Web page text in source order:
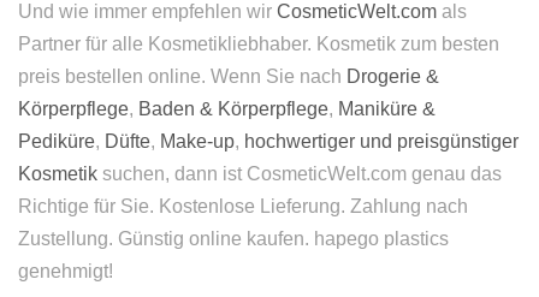
Und wie immer empfehlen wir CosmeticWelt.com als
Partner für alle Kosmetikliebhaber. Kosmetik zum besten
preis bestellen online. Wenn Sie nach Drogerie &
Körperpflege, Baden & Körperpflege, Maniküre &
Pediküre, Düfte, Make-up, hochwertiger und preisgünstiger
Kosmetik suchen, dann ist CosmeticWelt.com genau das
Richtige für Sie. Kostenlose Lieferung. Zahlung nach
Zustellung. Günstig online kaufen. hapego plastics
genehmigt!